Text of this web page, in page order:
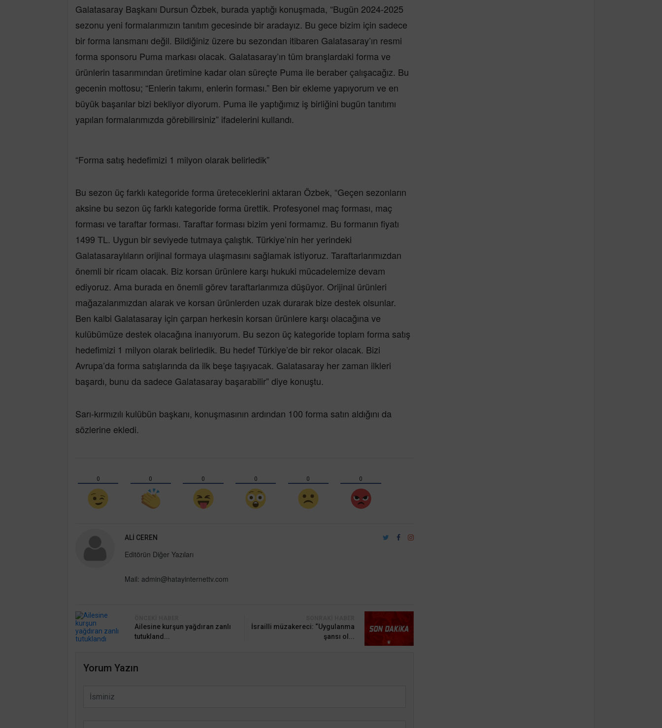
Galatasaray Başkanı Dursun Özbek, burada yaptığı konuşmada, “Bugün 2024-2025
sezonu yeni formalarımızın tanıtım gecesinde bir aradayız. Bu gece bizim için sadece
bir forma lansmanı değil. Bildiğiniz üzere bu sezondan itibaren Galatasaray’ın resmi
forma sponsoru Puma markası olacak. Galatasaray’ın tüm branşlardaki forma ve
ürünlerin tasarımından üretimine kadar olan süreçte Puma ile beraber çalışacağız. Bu
gecenin mottosu; “Enlerin takımı, enlerin forması.” Ben bir ekleme yapıyorum ve en
büyük başarılar bizi bekliyor diyorum. Puma ile yaptığımız iş birliğini bugün tanıtımı
yapılan formalarımızda görebilirsiniz” ifadelerini kullandı.
“Forma satış hedefimizi 1 milyon olarak belirledik”
Bu sezon üç farklı kategoride forma üreteceklerini aktaran Özbek, “Geçen sezonların
aksine bu sezon üç farklı kategoride forma ürettik. Profesyonel maç forması, maç
forması ve taraftar forması. Taraftar forması bizim yeni formamız. Bu formanın fiyatı
1499 TL. Uygun bir seviyede tutmaya çalıştık. Türkiye’nin her yerindeki
Galatasaraylıların orijinal formaya ulaşmasını sağlamak istiyoruz. Taraftarlarımızdan
önemli bir ricam olacak. Biz korsan ürünlere karşı hukuki mücadelemize devam
ediyoruz. Ama burada en önemli görev taraftarlarımıza düşüyor. Orijinal ürünleri
mağazalarımızdan alarak ve korsan ürünlerden uzak durarak bize destek olsunlar.
Ben kalbi Galatasaray için çarpan herkesin korsan ürünlere karşı olacağına ve
kulübümüze destek olacağına inanıyorum. Bu sezon üç kategoride toplam forma satış
hedefimizi 1 milyon olarak belirledik. Bu hedef Türkiye’de bir rekor olacak. Bizi
Avrupa’da forma satışlarında da ilk beşe taşıyacak. Galatasaray her zaman ilkleri
başardı, bunu da sadece Galatasaray başarabilir” diye konuştu.
Sarı-kırmızılı kulübün başkanı, konuşmasının ardından 100 forma satın aldığını da
sözlerine ekledi.
0 0 0 0 0 0
ALI CEREN
Editörün Diğer Yazıları
Mail: admin@hatayinternettv.com
Ailesine kurşun yağdıran zanlı
tutukland...
İsrailli müzakereci: “Uygulanma
şansı ol...
Yorum Yazın